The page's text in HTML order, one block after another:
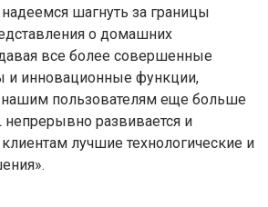
шагнуть за границы
о домашних
все более совершенные
и инновационные функции,
нашим пользователям еще больше
непрерывно развивается и
лучшие технологические и